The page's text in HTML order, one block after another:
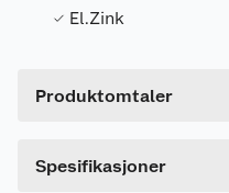
El.Zink
Produktomtaler
Spesifikasjoner